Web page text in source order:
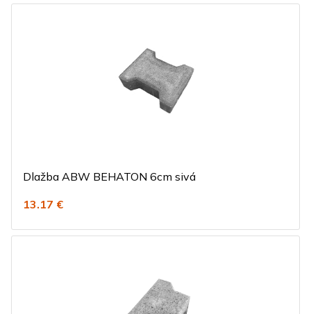
Dlažba ABW BEHATON 6cm sivá
13.17 €